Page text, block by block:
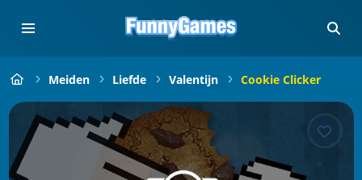
Meiden Liefde Valentijn Cookie Clicker